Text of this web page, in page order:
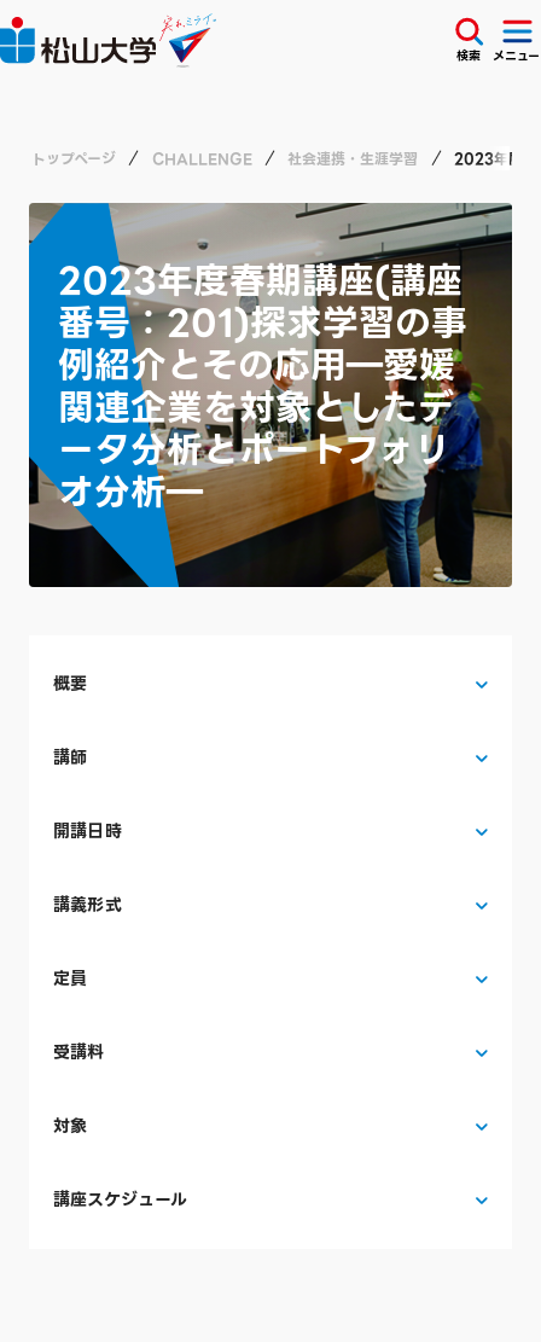
検索 メニュー
トップページ CHALLENGE 社会連携・生涯学習 2023年度春
2023年度春期講座(講座
番号：201)探求学習の事
例紹介とその応用―愛媛
関連企業を対象としたデ
ータ分析とポートフォリ
オ分析―
概要
講師
開講日時
講義形式
定員
受講料
対象
講座スケジュール